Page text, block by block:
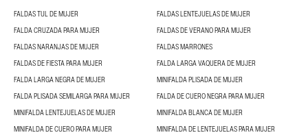
FALDAS TUL DE MUJER
FALDAS LENTEJUELAS DE MUJER
FALDA CRUZADA PARA MUJER
FALDAS DE VERANO PARA MUJER
FALDAS NARANJAS DE MUJER
FALDAS MARRONES
FALDAS DE FIESTA PARA MUJER
FALDA LARGA VAQUERA DE MUJER
FALDA LARGA NEGRA DE MUJER
MINIFALDA PLISADA DE MUJER
FALDA PLISADA SEMILARGA PARA MUJER
FALDA DE CUERO NEGRA PARA MUJER
MINIFALDA LENTEJUELAS DE MUJER
MINIFALDA BLANCA DE MUJER
MINIFALDA DE CUERO PARA MUJER
MINIFALDA DE LENTEJUELAS PARA MUJER